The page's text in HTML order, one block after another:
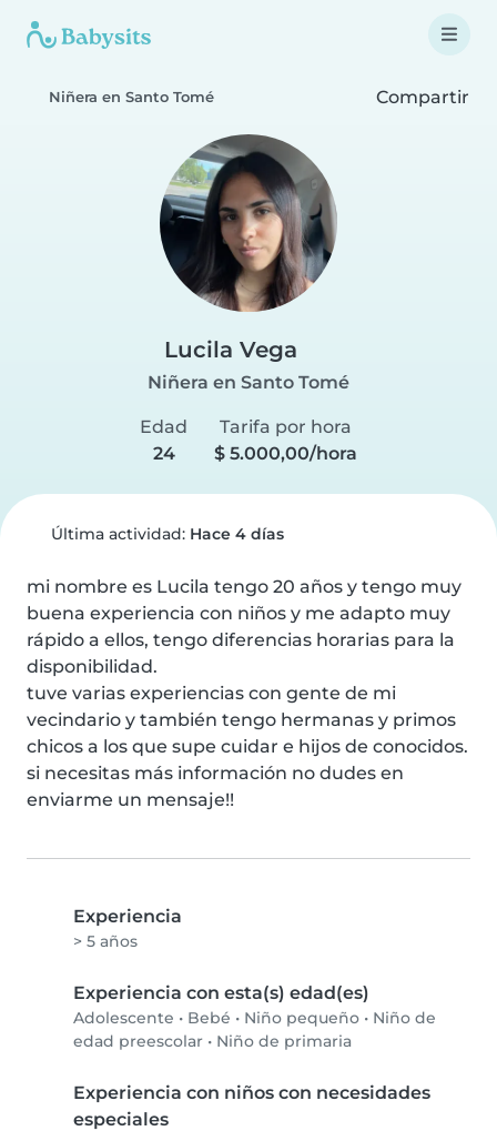
Niñera en Santo Tomé Compartir
Lucila Vega
Niñera en Santo Tomé
Edad
24
Tarifa por hora
$ 5.000,00/hora
Última actividad: Hace 4 días
mi nombre es Lucila tengo 20 años y tengo muy
buena experiencia con niños y me adapto muy
rápido a ellos, tengo diferencias horarias para la
disponibilidad.
tuve varias experiencias con gente de mi
vecindario y también tengo hermanas y primos
chicos a los que supe cuidar e hijos de conocidos.
si necesitas más información no dudes en
enviarme un mensaje!!
Experiencia
> 5 años
Experiencia con esta(s) edad(es)
Adolescente • Bebé • Niño pequeño • Niño de
edad preescolar • Niño de primaria
Experiencia con niños con necesidades
especiales